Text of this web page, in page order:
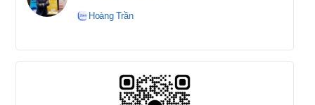
tuyển → Offer → Thủ tục
Hoàng Trần